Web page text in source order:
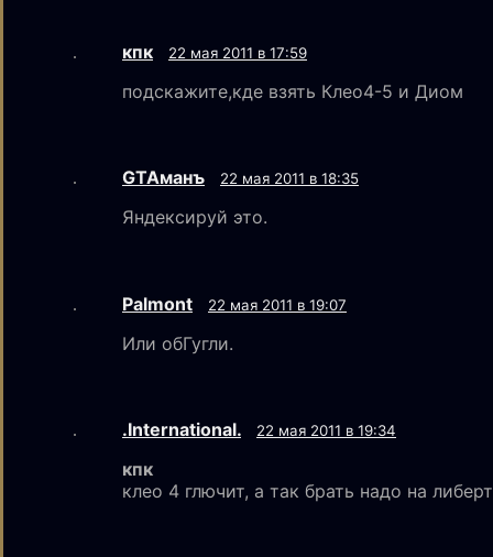
кпк 22 мая 2011 в 17:59
подскажите,кде взять Клео4-5 и Диом
GTAмaнъ 22 мая 2011 в 18:35
Яндексируй это.
Palmont 22 мая 2011 в 19:07
Или обГугли.
.International. 22 мая 2011 в 19:34
кпк
клео 4 глючит, а так брать надо на